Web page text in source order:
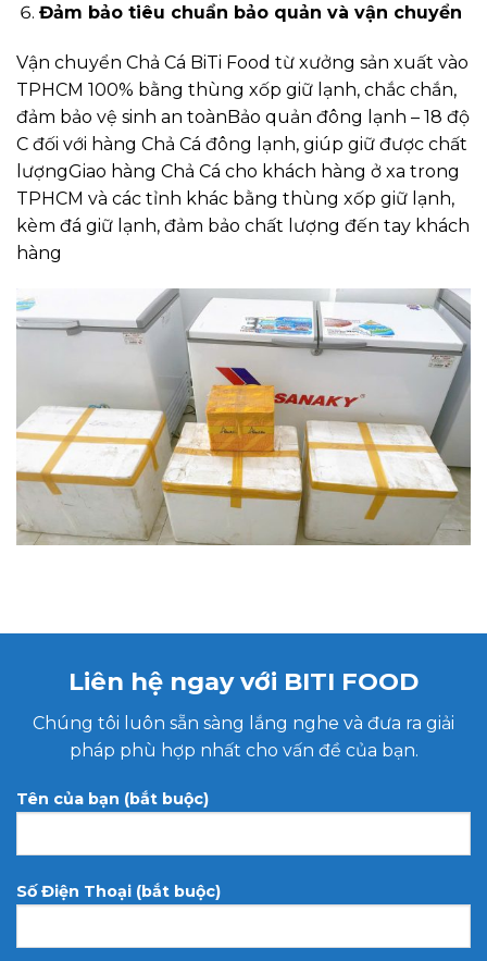
Đảm bảo tiêu chuẩn bảo quản và vận chuyển
Vận chuyển Chả Cá BiTi Food từ xưởng sản xuất vào
TPHCM 100% bằng thùng xốp giữ lạnh, chắc chắn,
đảm bảo vệ sinh an toànBảo quản đông lạnh – 18 độ
C đối với hàng Chả Cá đông lạnh, giúp giữ được chất
lượngGiao hàng Chả Cá cho khách hàng ở xa trong
TPHCM và các tỉnh khác bằng thùng xốp giữ lạnh,
kèm đá giữ lạnh, đảm bảo chất lượng đến tay khách
hàng
Liên hệ ngay với BITI FOOD
Chúng tôi luôn sẵn sàng lắng nghe và đưa ra giải
pháp phù hợp nhất cho vấn đề của bạn.
Tên của bạn (bắt buộc)
Số Điện Thoại (bắt buộc)